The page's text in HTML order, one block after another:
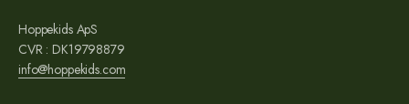
Hoppekids ApS
CVR : DK19798879
info@hoppekids.com